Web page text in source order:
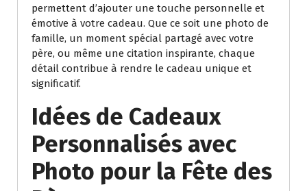
permettent d’ajouter une touche personnelle et
émotive à votre cadeau. Que ce soit une photo de
famille, un moment spécial partagé avec votre
père, ou même une citation inspirante, chaque
détail contribue à rendre le cadeau unique et
significatif.
Idées de Cadeaux
Personnalisés avec
Photo pour la Fête des